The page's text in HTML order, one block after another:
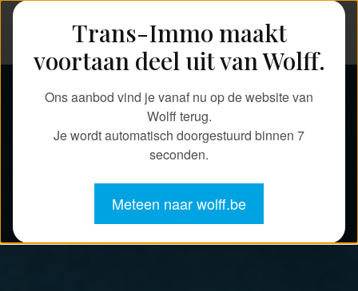
TRANS-IMMO
Trans-Immo maakt
voortaan deel uit van Wolff.
Ons aanbod vind je vanaf nu op de website van
Wolff terug.
Je wordt automatisch doorgestuurd binnen 5
seconden.
Meteen naar wolff.be